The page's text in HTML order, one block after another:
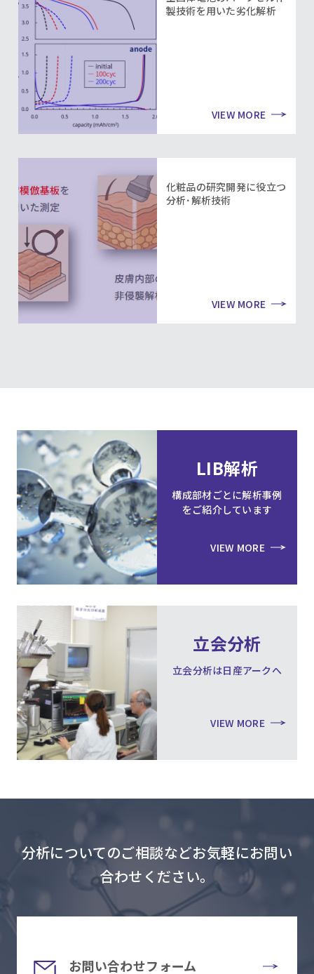
製技術を用いた劣化解析
VIEW MORE
化粧品の研究開発に役立つ
分析･解析技術
VIEW MORE
LIB解析
構成部材ごとに解析事例
をご紹介しています
VIEW MORE
立会分析
立会分析は日産アークへ
VIEW MORE
分析についてのご相談などお気軽にお問い
合わせください。
お問い合わせフォーム